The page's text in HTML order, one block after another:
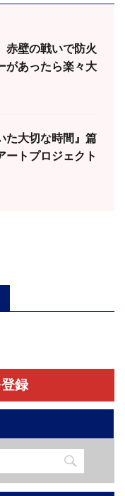
赤壁の戦いで防火
があったら楽々大
た大切な時間』篇
ートプロジェクト
録